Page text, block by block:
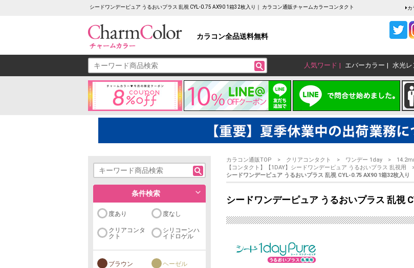
シードワンデーピュア うるおいプラス 乱視 CYL-0.75 AX90 1箱32枚入り｜ カラコン通販チャームカラーコンタクト カ
カラコン全品送料無料
人気ワード エバーカラー 水光レ
条件検索
度あり 度なし
クリアコンタ
クト
シリコーンハ
イドロゲル
ブラウン ヘーゼル
カラコン通販TOP クリアコンタクト ワンデー 1day
【コンタクト】【1DAY】シードワンデーピュア うるおいプラス 乱視用
シードワンデーピュア うるおいプラス 乱視 CYL-0.75 AX90 1箱32枚入り
シードワンデーピュア うるおいプラス 乱視